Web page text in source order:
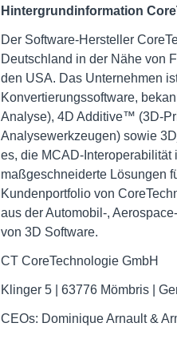
Hintergrundinformation
Der Software-Hersteller
Deutschland in der Nähe von
den USA. Das Unternehmen
Konvertierungssoftware,
Analyse), 4D Additive™ (3D-
Analysewerkzeugen) sowie
es, die MCAD-Interoperabilität
maßgeschneiderte Lösungen
Kundenportfolio von
aus der Automobil-,
von 3D Software.
CT CoreTechnologie GmbH
Klinger 5 | 63776 Mömbris |
CEOs: Dominique Arnault &